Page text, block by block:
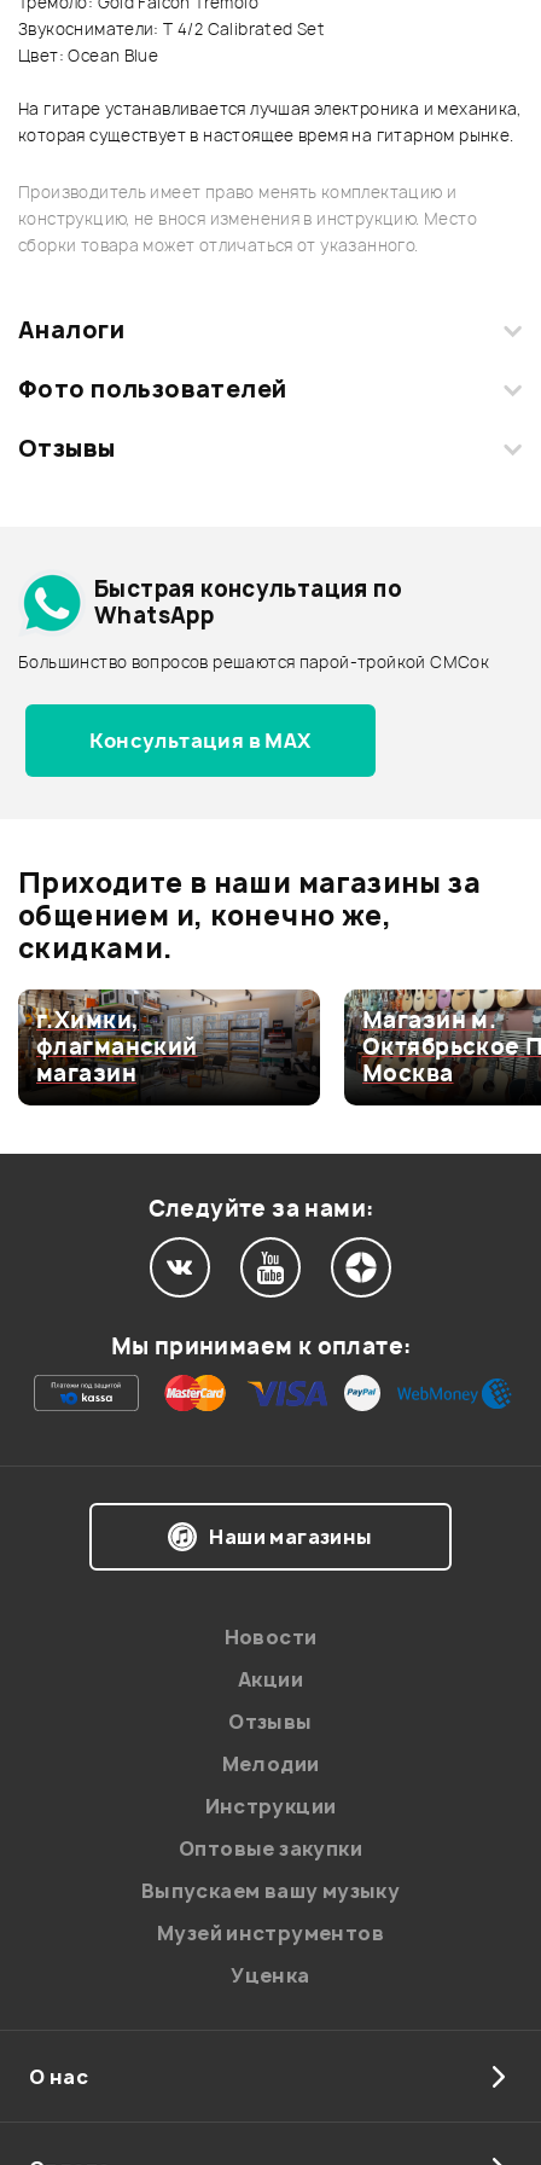
Звукосниматели: T 4/2 Calibrated Set
Цвет: Ocean Blue
На гитаре устанавливается лучшая электроника и механика,
которая существует в настоящее время на гитарном рынке.
Производитель имеет право менять комплектацию и
конструкцию, не внося изменения в инструкцию. Место
сборки товара может отличаться от указанного.
Аналоги
11 160 ₽
СВЕТОВАЯ ПАНЕЛЬ INVOLIGHT
Фото пользователей
Загрузите свои фотографии купленного товара и получите
Отзывы
Отзывы Оставьте отзыв и получите
бонусов .
Оценка
Оценка3
0
Оценка2
0
Оценка1 0
Архив товаров - дороже
Архив товаров - новинки
Мой отзыв о товаре
Впечатления о товаре:
на обработку персональных данных в
персональных данных.
Введите проверочное число:
Быстрая консультация по
WhatsApp
Большинство вопросов решаются парой-тройкой СМСок
Консультация в MAX
Приходите в наши магазины за
общением и, конечно же,
скидками.
г.Химки,
флагманский
магазин
Магазин м.
Октябрьское
Москва
Следуйте за нами:
Мы принимаем к оплате:
Наши магазины
Новости
Акции
Отзывы
Мелодии
Инструкции
Оптовые закупки
Выпускаем вашу музыку
Музей инструментов
Уценка
О нас